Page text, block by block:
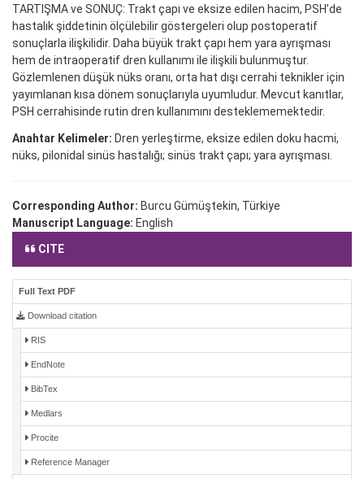
TARTIŞMA ve SONUÇ: Trakt çapı ve eksize edilen hacim, PSH’de
hastalık şiddetinin ölçülebilir göstergeleri olup postoperatif
sonuçlarla ilişkilidir. Daha büyük trakt çapı hem yara ayrışması
hem de intraoperatif dren kullanımı ile ilişkili bulunmuştur.
Gözlemlenen düşük nüks oranı, orta hat dışı cerrahi teknikler için
yayımlanan kısa dönem sonuçlarıyla uyumludur. Mevcut kanıtlar,
PSH cerrahisinde rutin dren kullanımını desteklememektedir.
Anahtar Kelimeler: Dren yerleştirme, eksize edilen doku hacmi,
nüks, pilonidal sinüs hastalığı; sinüs trakt çapı; yara ayrışması.
Corresponding Author: Burcu Gümüştekin, Türkiye
Manuscript Language: English
CITE
Full Text PDF
Download citation
RIS
EndNote
BibTex
Medlars
Procite
Reference Manager